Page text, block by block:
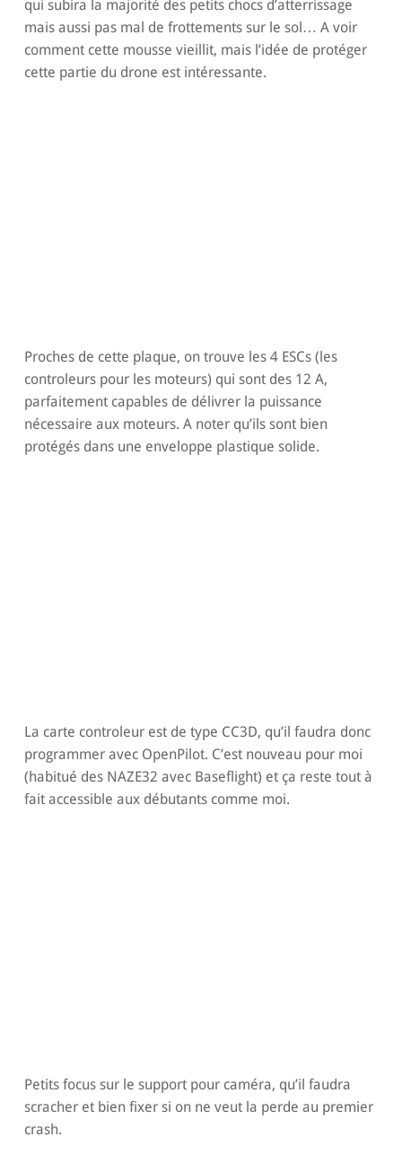
qui subira la majorité des petits chocs d’atterrissage
mais aussi pas mal de frottements sur le sol… A voir
comment cette mousse vieillit, mais l’idée de protéger
cette partie du drone est intéressante.
Proches de cette plaque, on trouve les 4 ESCs (les
controleurs pour les moteurs) qui sont des 12 A,
parfaitement capables de délivrer la puissance
nécessaire aux moteurs. A noter qu’ils sont bien
protégés dans une enveloppe plastique solide.
La carte controleur est de type CC3D, qu’il faudra donc
programmer avec OpenPilot. C’est nouveau pour moi
(habitué des NAZE32 avec Baseflight) et ça reste tout à
fait accessible aux débutants comme moi.
Petits focus sur le support pour caméra, qu’il faudra
scracher et bien fixer si on ne veut la perde au premier
crash.